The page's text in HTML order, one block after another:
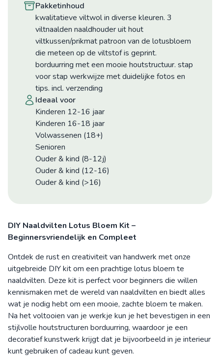
pakketinhoud
kwalitatieve viltwol in diverse kleuren. 3
viltnaalden naaldhouder uit hout
viltkussen/prikmat patroon van de lotusbloem
die meteen op de viltstof is geprint.
borduurring met een mooie houtstructuur. stap
voor stap werkwijze met duidelijke fotos en
tips. incl. verzending
ideaal voor
Kinderen 12-16 jaar
Kinderen 16-18 jaar
Volwassenen (18+)
Senioren
Ouder & kind (8-12j)
Ouder & kind (12-16)
Ouder & kind (>16)
DIY Naaldvilten Lotus Bloem Kit –
Beginnersvriendelijk en Compleet
Ontdek de rust en creativiteit van handwerk met onze
uitgebreide DIY kit om een prachtige lotus bloem te
naaldvilten. Deze kit is perfect voor beginners die willen
kennismaken met de wereld van naaldvilten en biedt alles
wat je nodig hebt om een mooie, zachte bloem te maken.
Na het voltooien van je werkje kun je het bevestigen in een
stijlvolle houtstructuren borduurring, waardoor je een
decoratief kunstwerk krijgt dat je bijvoorbeeld in je interieur
kunt gebruiken of cadeau kunt geven.